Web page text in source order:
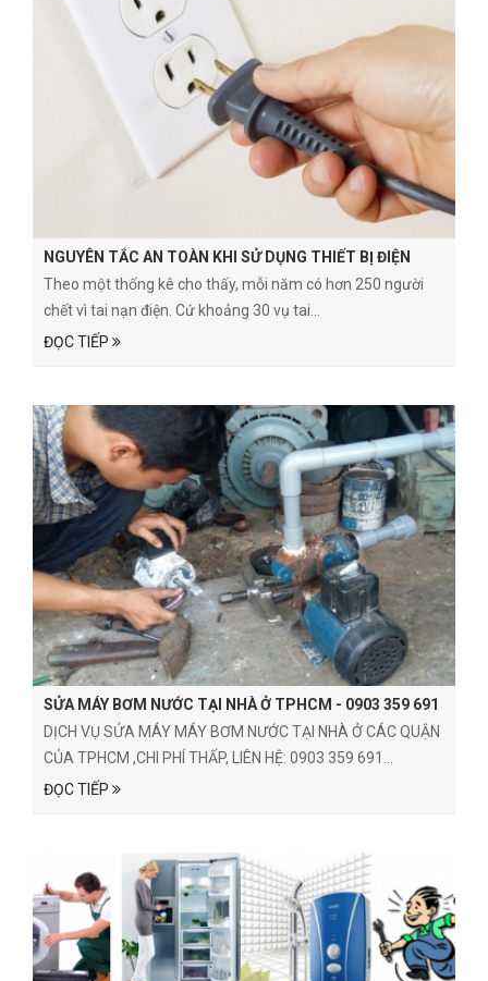
NGUYÊN TẮC AN TOÀN KHI SỬ DỤNG THIẾT BỊ ĐIỆN
Theo một thống kê cho thấy, mỗi năm có hơn 250 người
chết vì tai nạn điện. Cứ khoảng 30 vụ tai...
ĐỌC TIẾP
SỬA MÁY BƠM NƯỚC TẠI NHÀ Ở TPHCM - 0903 359 691
DỊCH VỤ SỬA MÁY MÁY BƠM NƯỚC TẠI NHÀ Ở CÁC QUẬN
CỦA TPHCM ,CHI PHÍ THẤP, LIÊN HỆ: 0903 359 691...
ĐỌC TIẾP